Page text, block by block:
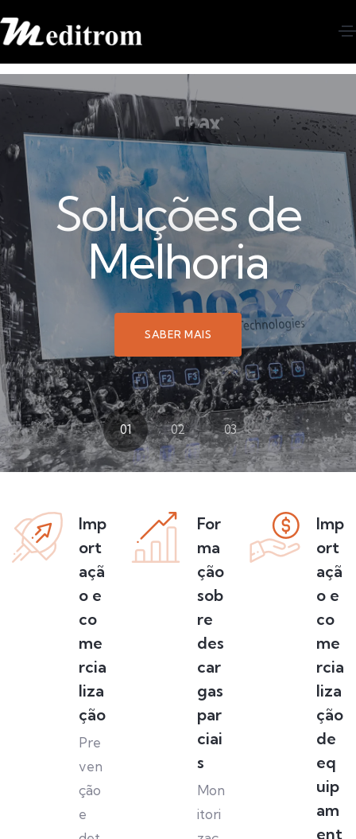
Soluções de
Melhoria
SABER MAIS
01 02 03
Imp
ort
açã
o e
co
me
rcia
liza
ção
Pre
ven
ção
e
For
ma
ção
sob
re
des
car
gas
par
ciai
s
Mon
itori
Imp
ort
açã
o e
co
me
rcia
liza
ção
de
eq
uip
am
ent